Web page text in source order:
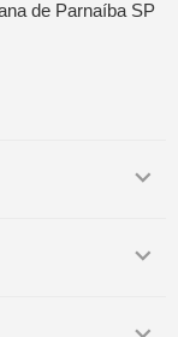
de Parnaíba SP